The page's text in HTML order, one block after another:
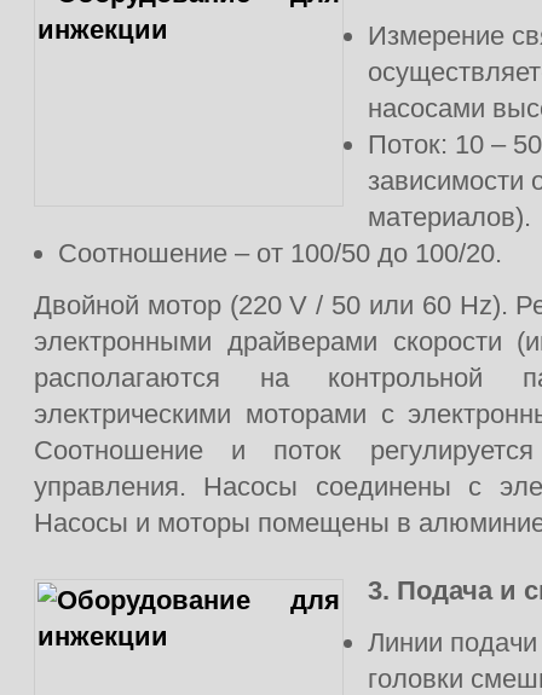
Измерение
насосами
Поток: 10 –
зависимости
материалов).
Соотношение – от 100/50 до 100/20.
Двойной мотор (220 V / 50 или 60 Hz).
электронными драйверами скорости
располагаются на контрольной
электрическими моторами с
Соотношение и поток
управления. Насосы соединены с
Насосы и моторы помещены в
3. Подача и
Линии подачи
головки